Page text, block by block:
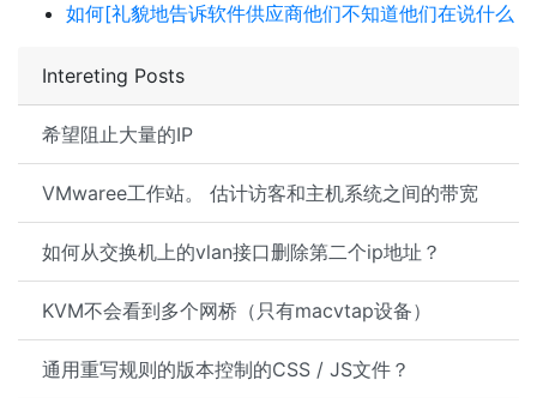
Intereting Posts
希望阻止大量的IP
VMwaree工作站。 估计访客和主机系统之间的带宽
如何从交换机上的vlan接口删除第二个ip地址？
KVM不会看到多个网桥（只有macvtap设备）
通用重写规则的版本控制的CSS / JS文件？
如何[礼貌地告诉软件供应商他们不知道他们在说什么